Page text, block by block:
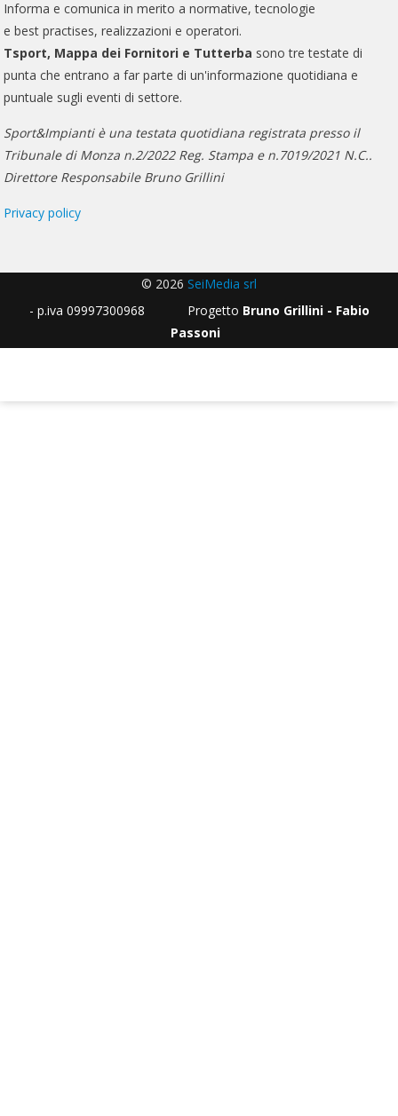
Informa e comunica in merito a normative, tecnologie
e best practises, realizzazioni e operatori.
Tsport, Mappa dei Fornitori e Tutterba sono tre testate di
punta che entrano a far parte di un'informazione quotidiana e
puntuale sugli eventi di settore.
Sport&Impianti è una testata quotidiana registrata presso il
Tribunale di Monza n.2/2022 Reg. Stampa e n.7019/2021 N.C..
Direttore Responsabile Bruno Grillini
Privacy policy
© 2026 SeiMedia srl
- p.iva 09997300968 Progetto Bruno Grillini - Fabio
Passoni